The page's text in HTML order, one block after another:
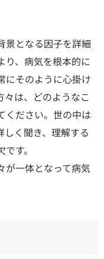
景となる因子を詳細
り、病気を根本的に
にそのように心掛け
々は、どのようなこ
ください。世の中は
く聞き、理解する
す。
が一体となって病気